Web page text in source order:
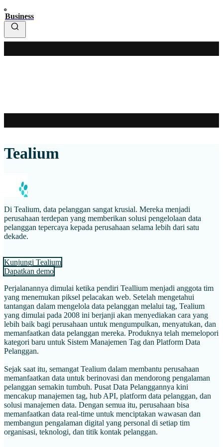
Business
Tealium
Di Tealium, data pelanggan sangat krusial. Mereka menjadi
perusahaan terdepan yang memberikan solusi pengelolaan data
pelanggan tepercaya kepada perusahaan selama lebih dari satu
dekade.
Kunjungi Tealium
Dapatkan demo
Perjalanannya dimulai ketika pendiri Teallium menjadi anggota tim
yang menemukan piksel pelacakan web. Setelah mengetahui
tantangan dalam mengelola data pelanggan melalui tag, Tealium
yang dimulai pada 2008 ini berjanji akan menyediakan cara yang
lebih baik bagi perusahaan untuk mengumpulkan, menyatukan, dan
memanfaatkan data pelanggan mereka. Produknya telah memelopori
kategori baru untuk Sistem Manajemen Tag dan Platform Data
Pelanggan.
Sejak saat itu, semangat Tealium dalam membantu perusahaan
memanfaatkan data untuk berinovasi dan mendorong pengalaman
pelanggan semakin tumbuh. Pusat Data Pelanggannya kini
mencakup manajemen tag, hub API, platform data pelanggan, dan
solusi manajemen data. Dengan semua itu, perusahaan bisa
memanfaatkan data real-time untuk menciptakan wawasan dan
membangun pengalaman digital yang personal di setiap tim
organisasi, teknologi, dan titik kontak pelanggan.